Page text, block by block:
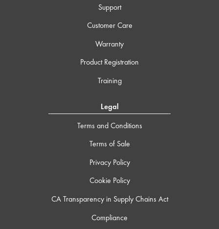
Support
Customer Care
Warranty
Product Registration
Training
Legal
Terms and Conditions
Terms of Sale
Privacy Policy
Cookie Policy
CA Transparency in Supply Chains Act
Compliance